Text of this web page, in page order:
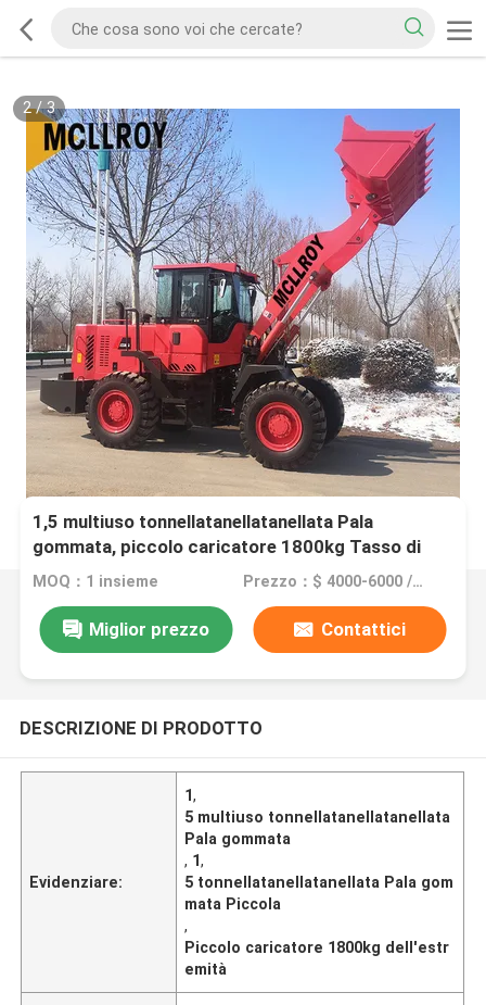
2/3
1,5 multiuso tonnellatanellatanellata Pala
gommata, piccolo caricatore 1800kg Tasso di
carico dell'estremità
MOQ：1 insieme Prezzo：$ 4000-6000 /Unit
Miglior prezzo Contattici
DESCRIZIONE DI PRODOTTO
Evidenziare:
1,
5 multiuso tonnellatanellatanellata
Pala gommata
, 1,
5 tonnellatanellatanellata Pala gom
mata Piccola
,
Piccolo caricatore 1800kg dell'estr
emità